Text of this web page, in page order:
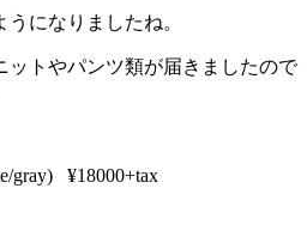
になりましたね。
ットやパンツ類が届きましたので
gray) ¥18000+tax